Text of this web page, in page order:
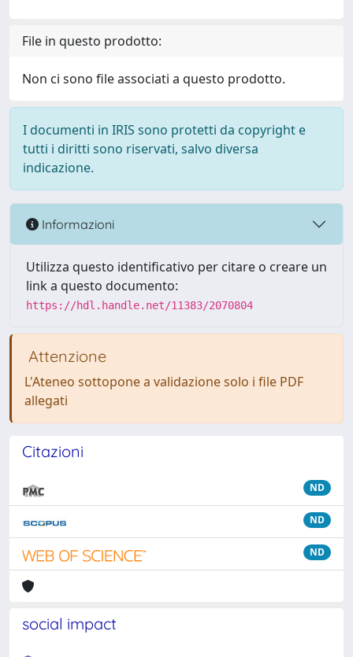
File in questo prodotto:
Non ci sono file associati a questo prodotto.
I documenti in IRIS sono protetti da copyright e
tutti i diritti sono riservati, salvo diversa
indicazione.
Informazioni
Utilizza questo identificativo per citare o creare un
link a questo documento:
https://hdl.handle.net/11383/2070804
Attenzione
L'Ateneo sottopone a validazione solo i file PDF
allegati
Citazioni
ND
ND
ND
social impact